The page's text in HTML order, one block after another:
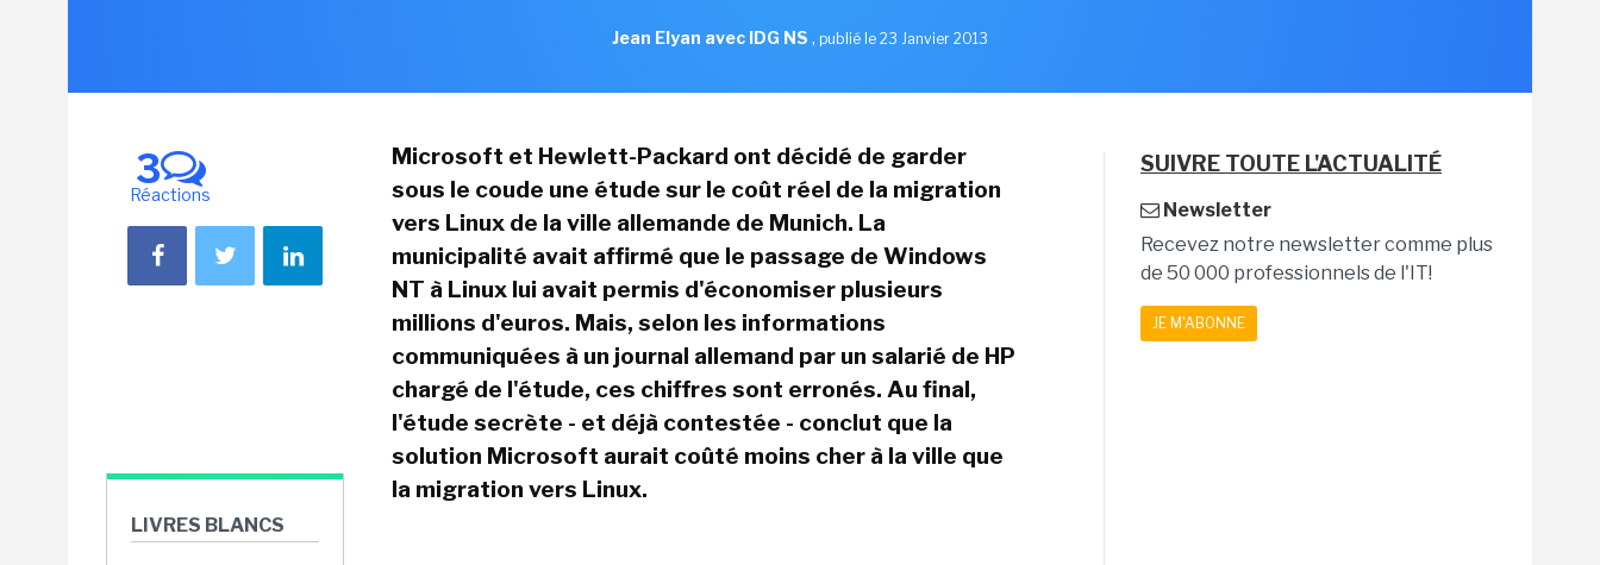
Jean Elyan avec IDG NS , publié le 23 Janvier 2013
3
Réactions
LIVRES BLANCS
Microsoft et Hewlett-Packard ont décidé de garder
sous le coude une étude sur le coût réel de la migration
vers Linux de la ville allemande de Munich. La
municipalité avait affirmé que le passage de Windows
NT à Linux lui avait permis d'économiser plusieurs
millions d'euros. Mais, selon les informations
communiquées à un journal allemand par un salarié de HP
chargé de l'étude, ces chiffres sont erronés. Au final,
l'étude secrète - et déjà contestée - conclut que la
solution Microsoft aurait coûté moins cher à la ville que
la migration vers Linux.
SUIVRE TOUTE L'ACTUALITÉ
Newsletter
Recevez notre newsletter comme plus
de 50 000 professionnels de l'IT!
JE M'ABONNE